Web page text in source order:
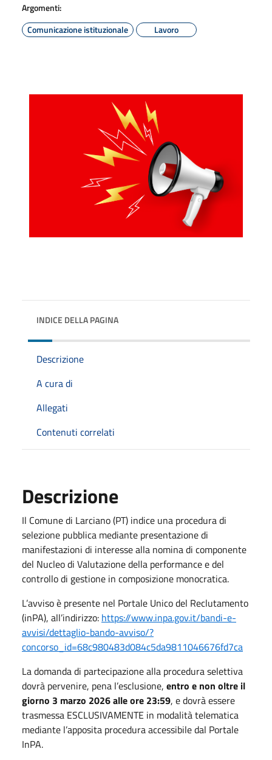
Argomenti:
Comunicazione istituzionale
Lavoro
INDICE DELLA PAGINA
Descrizione
A cura di
Allegati
Contenuti correlati
Descrizione
Il Comune di Larciano (PT) indice una procedura di
selezione pubblica mediante presentazione di
manifestazioni di interesse alla nomina di componente
del Nucleo di Valutazione della performance e del
controllo di gestione in composizione monocratica.
L’avviso è presente nel Portale Unico del Reclutamento
(inPA), all’indirizzo: https://www.inpa.gov.it/bandi-e-
avvisi/dettaglio-bando-avviso/?
concorso_id=68c980483d084c5da9811046676fd7ca
La domanda di partecipazione alla procedura selettiva
dovrà pervenire, pena l’esclusione, entro e non oltre il
giorno 3 marzo 2026 alle ore 23:59, e dovrà essere
trasmessa ESCLUSIVAMENTE in modalità telematica
mediante l’apposita procedura accessibile dal Portale
InPA.